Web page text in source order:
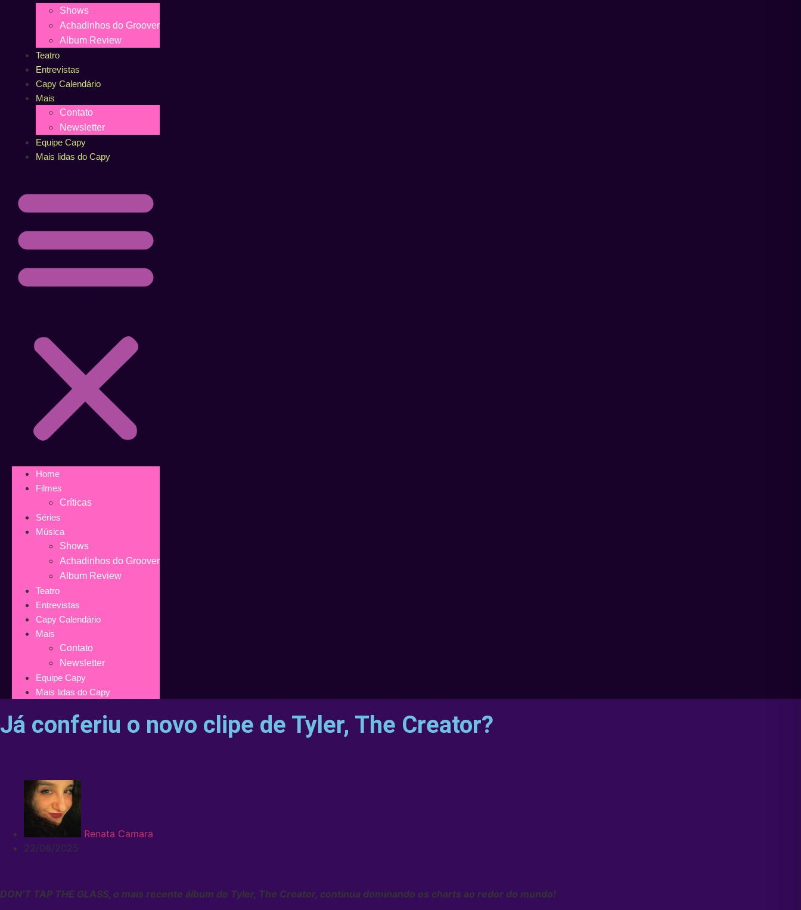
Shows
Achadinhos do Groover
Album Review
Teatro
Entrevistas
Capy Calendário
Mais
Contato
Newsletter
Equipe Capy
Mais lidas do Capy
Home
Filmes
Críticas
Séries
Música
Shows
Achadinhos do Groover
Album Review
Teatro
Entrevistas
Capy Calendário
Mais
Contato
Newsletter
Equipe Capy
Mais lidas do Capy
Já conferiu o novo clipe de Tyler, The Creator?
Renata Camara
22/08/2025
DON’T TAP THE GLASS, o mais recente álbum de Tyler, The Creator, continua dominando os charts ao redor do mundo!